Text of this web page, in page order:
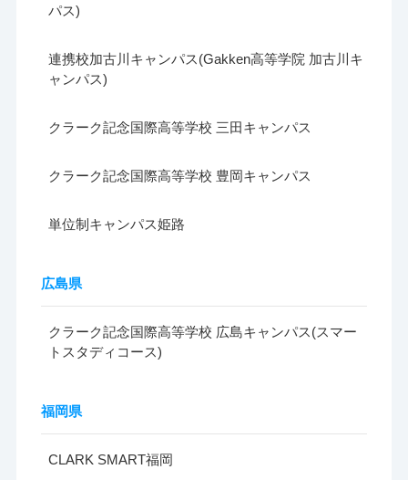
パス)
連携校加古川キャンパス(Gakken高等学院 加古川キ
ャンパス)
クラーク記念国際高等学校 三田キャンパス
クラーク記念国際高等学校 豊岡キャンパス
単位制キャンパス姫路
広島県
クラーク記念国際高等学校 広島キャンパス(スマー
トスタディコース)
福岡県
CLARK SMART福岡